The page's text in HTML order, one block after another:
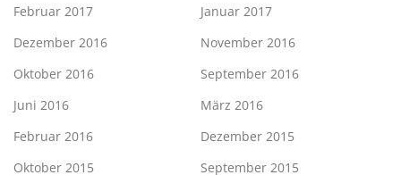
Februar 2017
Januar 2017
Dezember 2016
November 2016
Oktober 2016
September 2016
Juni 2016
März 2016
Februar 2016
Dezember 2015
Oktober 2015
September 2015